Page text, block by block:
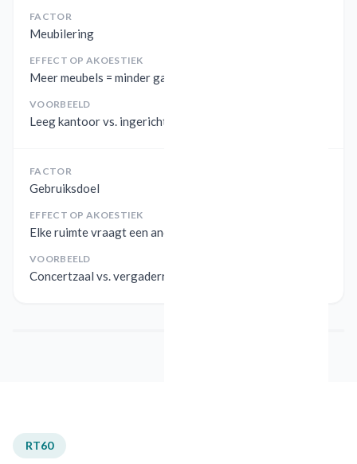
FACTOR
Meubilering
EFFECT OP AKOESTIEK
Meer meubels = minder galm
VOORBEELD
Leeg kantoor vs. ingericht kantoor
FACTOR
Gebruiksdoel
EFFECT OP AKOESTIEK
Elke ruimte vraagt een andere klank
VOORBEELD
Concertzaal vs. vergaderruimte
RT60